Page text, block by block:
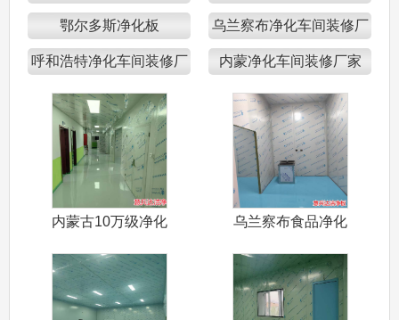
鄂尔多斯净化板
乌兰察布净化车间装修厂
家
呼和浩特净化车间装修厂
内蒙净化车间装修厂家
内蒙古10万级净化
乌兰察布食品净化